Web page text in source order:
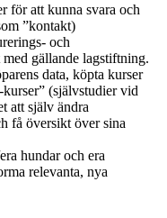
för att kunna svara och
”kontakt)
och
gällande lagstiftning.
data, köpta kurser
(självstudier vid
att själv ändra
få översikt över sina
hundar och era
relevanta, nya